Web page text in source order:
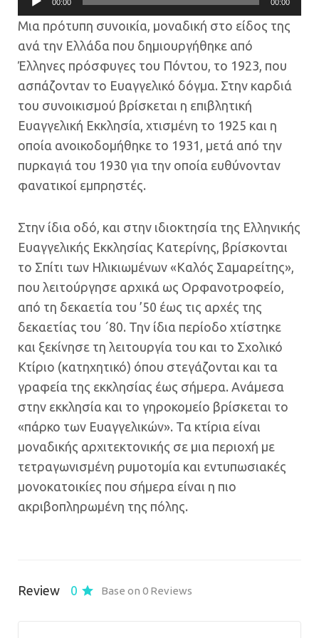
Αναπαραγωγής
Ήχου
00:00 00:00
Μια πρότυπη συνοικία, μοναδική στο είδος της
ανά την Ελλάδα που δημιουργήθηκε από
Έλληνες πρόσφυγες του Πόντου, το 1923, που
ασπάζονταν το Ευαγγελικό δόγμα. Στην καρδιά
του συνοικισμού βρίσκεται η επιβλητική
Ευαγγελική Εκκλησία, χτισμένη το 1925 και η
οποία ανοικοδομήθηκε το 1931, μετά από την
πυρκαγιά του 1930 για την οποία ευθύνονταν
φανατικοί εμπρηστές.
Στην ίδια οδό, και στην ιδιοκτησία της Ελληνικής
Ευαγγελικής Εκκλησίας Κατερίνης, βρίσκονται
το Σπίτι των Ηλικιωμένων «Καλός Σαμαρείτης»,
που λειτούργησε αρχικά ως Ορφανοτροφείο,
από τη δεκαετία του ’50 έως τις αρχές της
δεκαετίας του ΄80. Την ίδια περίοδο χτίστηκε
και ξεκίνησε τη λειτουργία του και το Σχολικό
Κτίριο (κατηχητικό) όπου στεγάζονται και τα
γραφεία της εκκλησίας έως σήμερα. Ανάμεσα
στην εκκλησία και το γηροκομείο βρίσκεται το
«πάρκο των Ευαγγελικών». Τα κτίρια είναι
μοναδικής αρχιτεκτονικής σε μια περιοχή με
τετραγωνισμένη ρυμοτομία και εντυπωσιακές
μονοκατοικίες που σήμερα είναι η πιο
ακριβοπληρωμένη της πόλης.
Review 0 Base on 0 Reviews